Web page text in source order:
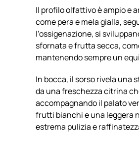
Il profilo olfattivo è ampio e
come pera e mela gialla,
l’ossigenazione, si
sfornata e frutta secca,
mantenendo sempre un
In bocca, il sorso rivela una
da una freschezza citrina
accompagnando il palato
frutti bianchi e una leggera
estrema pulizia e